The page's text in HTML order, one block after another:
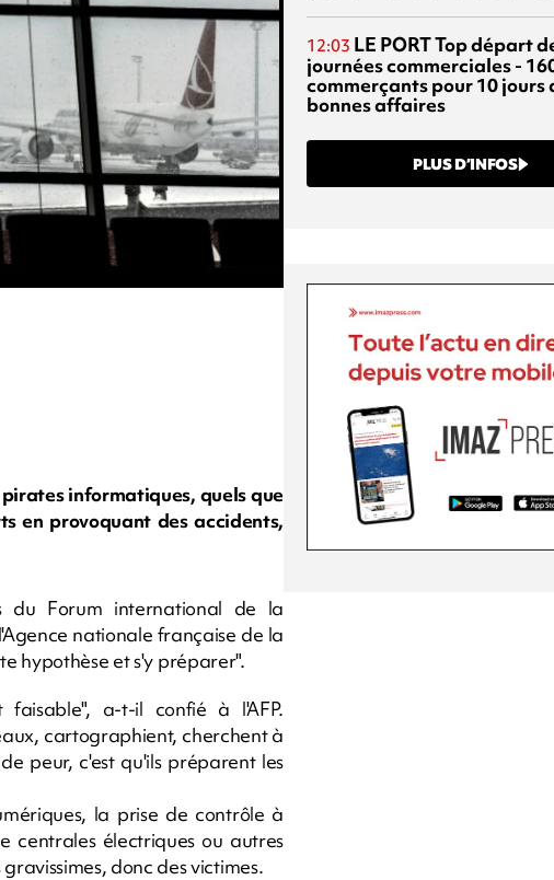
informatiques, quels que
en provoquant des accidents,
du Forum international de la
nationale française de la
hypothèse et s'y préparer".
a-t-il confié à l'AFP.
cartographient, cherchent à
peur, c'est qu'ils préparent les
la prise de contrôle à
centrales électriques ou autres
donc des victimes.
12:03 LE PORTTop départ
journées commerciales -
commerçants pour 10 jours
bonnes affaires
PLUS D’INFOS